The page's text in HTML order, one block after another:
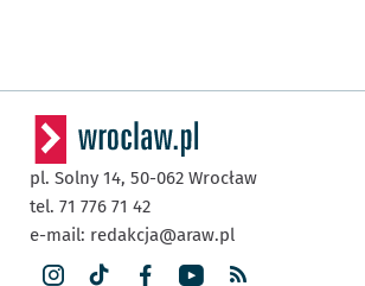
pl. Solny 14, 50-062 Wrocław
tel. 71 776 71 42
e-mail: redakcja@araw.pl